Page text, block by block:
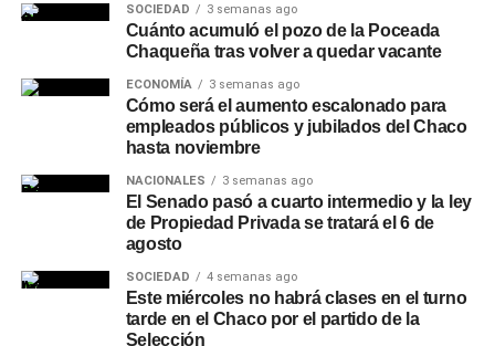
Chaco refuerza la limpieza de
desagües y canales
Ante las perspectivas climáticas, en Chaco se realizan
operativos preventivos de limpieza y mantenimiento de
provincia, con el objetivo de mejorar el escurrimiento y
reducir el riesgo de anegamientos frente a lluvias
intensas. Entre las intervenciones recientes se encuentra
la limpieza del riacho Arazá, en Barranqueras, donde
Vialidad Provincial trabaja junto con la Administración
Provincial del Agua y otras áreas del Gobierno.
SOCIEDAD 3 semanas ago
Cuánto acumuló el pozo de la Poceada
Chaqueña tras volver a quedar vacante
ECONOMÍA 3 semanas ago
Cómo será el aumento escalonado para
empleados públicos y jubilados del Chaco
hasta noviembre
NACIONALES 3 semanas ago
El Senado pasó a cuarto intermedio y la ley
de Propiedad Privada se tratará el 6 de
agosto
SOCIEDAD 4 semanas ago
Este miércoles no habrá clases en el turno
tarde en el Chaco por el partido de la
Selección